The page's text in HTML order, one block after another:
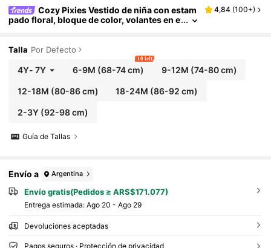
Cozy Pixies Vestido de niña con estam
pado floral, bloque de color, volantes en e
4,84 (100+)
Talla Por Defecto
4Y- 7Y 6-9M (68-74 cm)
10 left
9-12M (74-80 cm)
12-18M (80-86 cm) 18-24M (86-92 cm)
2-3Y(92-98 cm)
Guía de Tallas
Envío a Argentina
Envío gratis(Pedidos ≥ ARS$171.077)
Entrega estimada: Ago 20 - Ago 29
Devoluciones aceptadas
Pagos seguros · Protección de privacidad